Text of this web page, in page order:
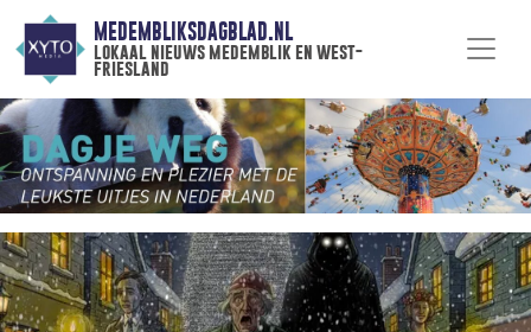
MEDEMBLIKSDAGBLAD.NL
lokaal nieuws medemblik en west-
friesland